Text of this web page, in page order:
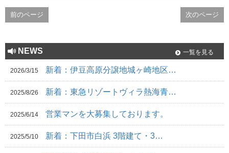
前のページ 次のページ
NEWS 一覧を見る
2026/3/15 新着：伊豆高原分譲地城ヶ崎地区…
2025/8/26 新着：東急リゾートヴィラ熱海青…
2025/6/14 営業マンを大募集しております。
2025/5/10 新着：下田市白浜 3階建て・3…